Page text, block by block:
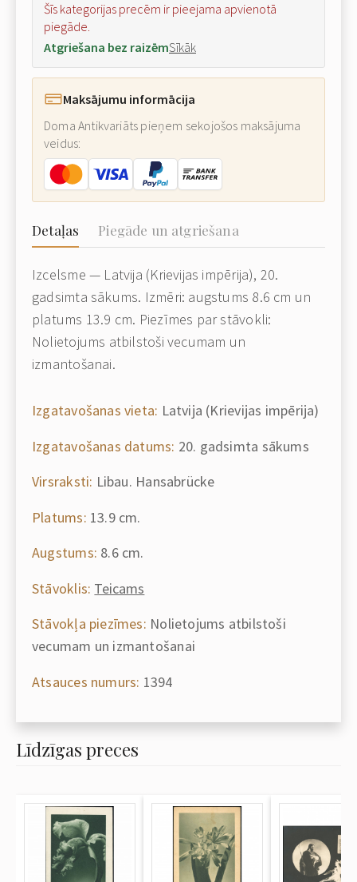
Šīs kategorijas precēm ir pieejama apvienotā
piegāde.
Atgriešana bez raizēmSīkāk
Maksājumu informācija
Doma Antikvariāts pieņem sekojošos maksājuma
veidus:
Detaļas Piegāde un atgriešana
Izcelsme — Latvija (Krievijas impērija), 20.
gadsimta sākums. Izmēri: augstums 8.6 cm un
platums 13.9 cm. Piezīmes par stāvokli:
Nolietojums atbilstoši vecumam un
izmantošanai.
Izgatavošanas vieta: Latvija (Krievijas impērija)
Izgatavošanas datums: 20. gadsimta sākums
Virsraksti: Libau. Hansabrücke
Platums: 13.9 cm.
Augstums: 8.6 cm.
Stāvoklis: Teicams
Stāvokļa piezīmes: Nolietojums atbilstoši
vecumam un izmantošanai
Atsauces numurs: 1394
Līdzīgas preces